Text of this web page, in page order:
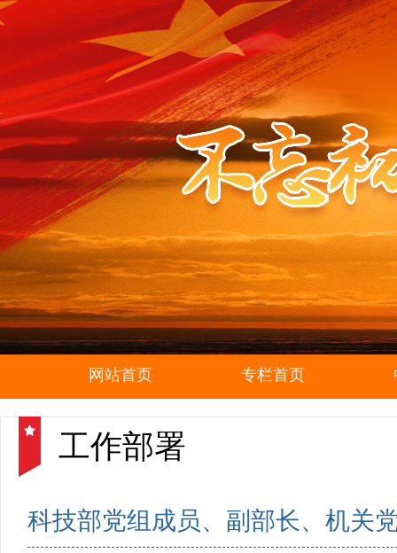
网站首页 专栏首页
工作部署
科技部党组成员、副部长、机关